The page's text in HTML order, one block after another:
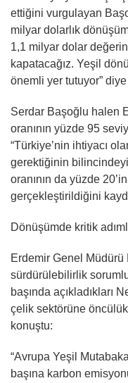
ettiğini vurgulayan
milyar dolarlık
1,1 milyar dolar
kapatacağız. Yeşil
önemli yer tutuyor”
Serdar Başoğlu halen
oranının yüzde 95
“Türkiye’nin ihtiyacı
gerektiğinin
oranının da yüzde
gerçekleştirildiğini
Dönüşümde kritik
Erdemir Genel Müdürü
sürdürülebilirlik
başında açıkladıkları
çelik sektörüne
konuştu:
“Avrupa Yeşil
başına karbon